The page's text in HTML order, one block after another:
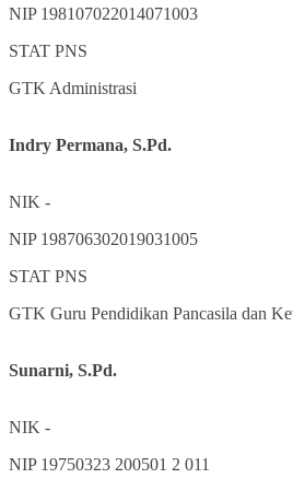
NIP 198107022014071003
STAT PNS
GTK Administrasi
Indry Permana, S.Pd.
NIK -
NIP 198706302019031005
STAT PNS
GTK Guru Pendidikan Pancasila dan
Sunarni, S.Pd.
NIK -
NIP 19750323 200501 2 011